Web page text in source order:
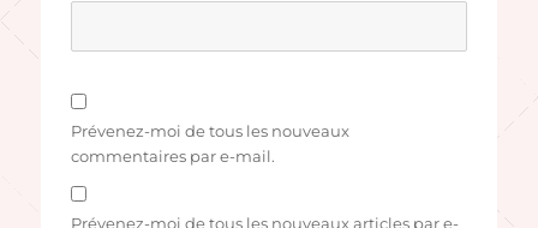
Prévenez-moi de tous les nouveaux
commentaires par e-mail.
Prévenez-moi de tous les nouveaux articles par e-